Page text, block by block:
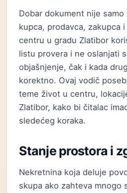
Dobar dokument nije
kupca, prodavca, zakupca
centru u gradu Zlatibor
listu provera i ne oslanjati
objašnjenje, čak i kada
korektno. Ovaj vodič
teme život u centru,
Zlatibor, kako bi čitalac
sledećeg koraka.
Stanje prostora i
Nekretnina koja deluje
skupa ako zahteva mnogo